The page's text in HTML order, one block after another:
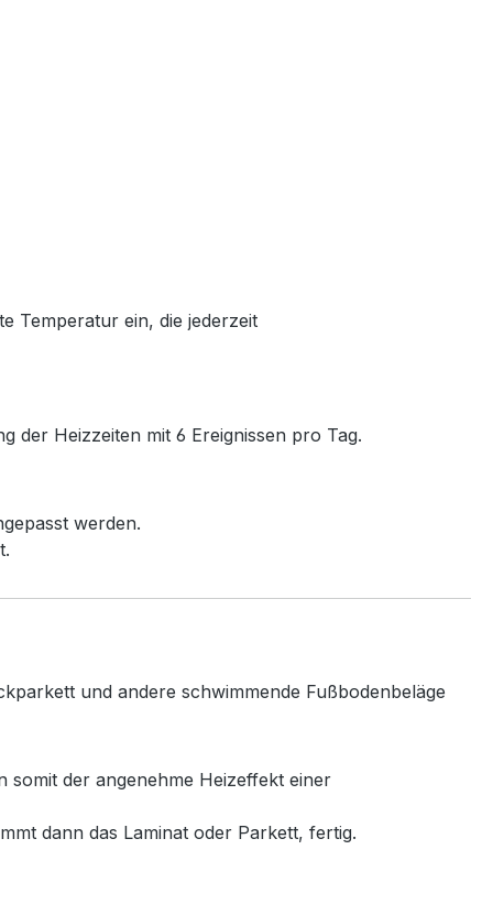
Temperatur ein, die jederzeit
der Heizzeiten mit 6 Ereignissen pro Tag.
werden.
und andere schwimmende Fußbodenbeläge
somit der angenehme Heizeffekt einer
dann das Laminat oder Parkett, fertig.